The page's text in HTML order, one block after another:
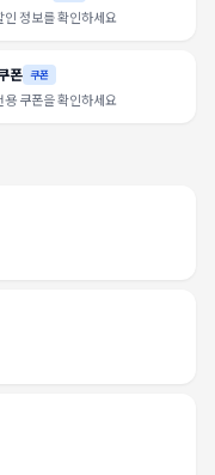
인 정보를 확인하세요
폰 쿠폰
용 쿠폰을 확인하세요